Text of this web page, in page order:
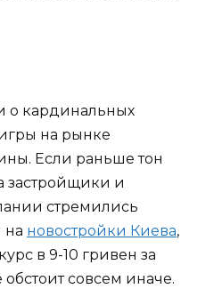
о кардинальных
на рынке
Если раньше тон
застройщики и
стремились
на новостройки Киева,
в 9-10 гривен за
обстоит совсем иначе.